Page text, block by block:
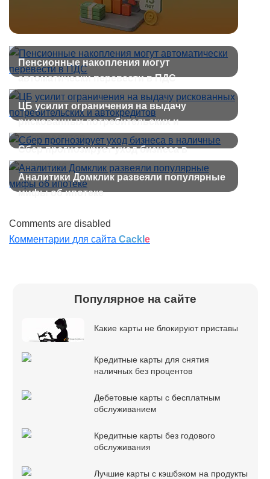
Пенсионные накопления могут
автоматически перевести в ПДС
ЦБ усилит ограничения на выдачу
рискованных потребительских и
автокредитов
Сбер прогнозирует уход бизнеса в
наличные
Аналитики Домклик развеяли популярные
мифы об ипотеке
Comments are disabled
Комментарии для сайта Cackl e
Популярное на сайте
Какие карты не блокируют приставы
Кредитные карты для снятия
наличных без процентов
Дебетовые карты с бесплатным
обслуживанием
Кредитные карты без годового
обслуживания
Лучшие карты с кэшбэком на продукты